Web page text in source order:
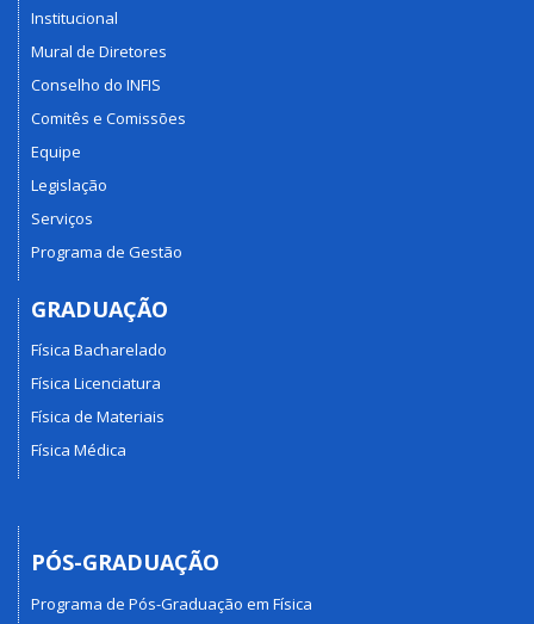
Institucional
Mural de Diretores
Conselho do INFIS
Comitês e Comissões
Equipe
Legislação
Serviços
Programa de Gestão
GRADUAÇÃO
Física Bacharelado
Física Licenciatura
Física de Materiais
Física Médica
PÓS-GRADUAÇÃO
Programa de Pós-Graduação em Física